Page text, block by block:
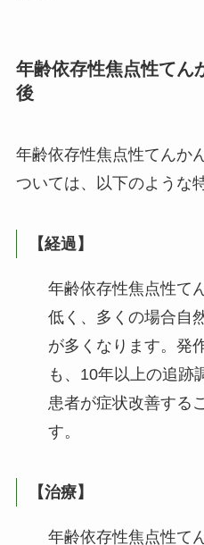
年齢依存性焦点性てん
後
年齢依存性焦点性てんか
ついては、以下のような
【経過】
年齢依存性焦点性て
低く、多くの場合自
が多くなります。発
も、10年以上の追跡
患者が症状改善する
す。
【治療】
年齢依存性焦点性て